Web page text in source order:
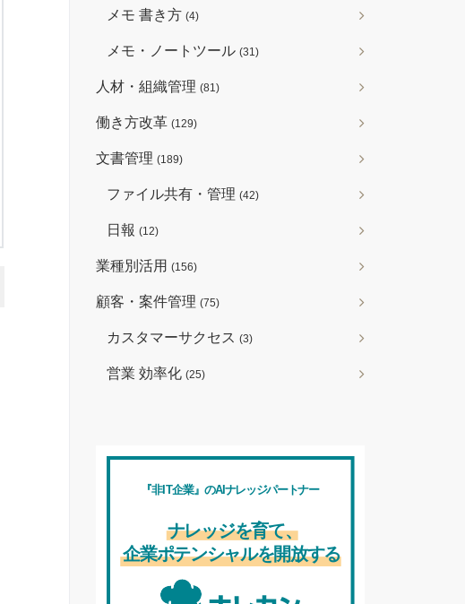
メモ 書き方 (4)
メモ・ノートツール (31)
人材・組織管理 (81)
働き方改革 (129)
文書管理 (189)
ファイル共有・管理 (42)
日報 (12)
業種別活用 (156)
顧客・案件管理 (75)
カスタマーサクセス (3)
営業 効率化 (25)